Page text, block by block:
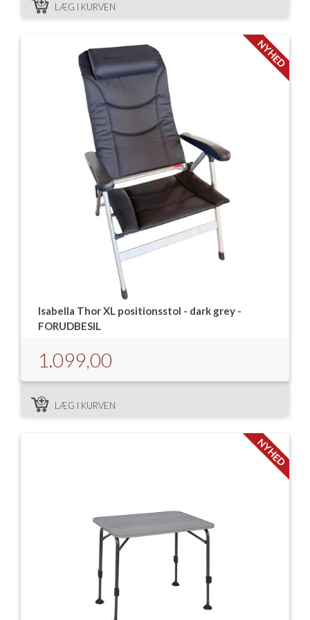
LÆG I KURVEN
Isabella Thor XL positionsstol - dark grey -
FORUDBESIL
1.099,00
NYHED
LÆG I KURVEN
NYHED